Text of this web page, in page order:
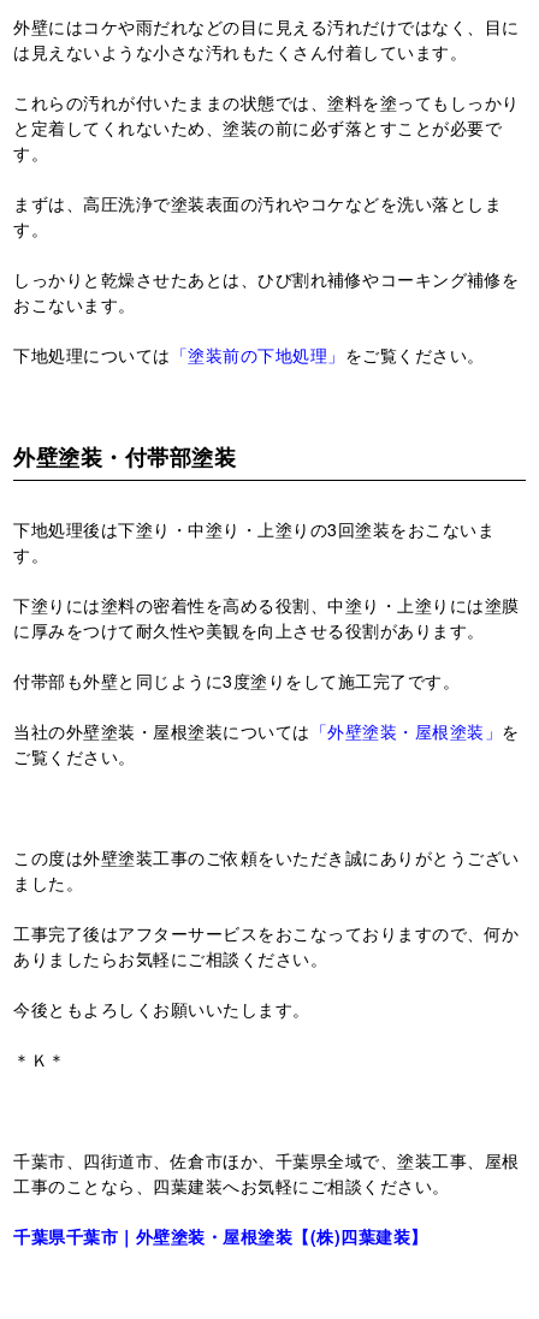
外壁にはコケや雨だれなどの目に見える汚れだけではなく、目に
は見えないような小さな汚れもたくさん付着しています。
これらの汚れが付いたままの状態では、塗料を塗ってもしっかり
と定着してくれないため、塗装の前に必ず落とすことが必要で
す。
まずは、高圧洗浄で塗装表面の汚れやコケなどを洗い落としま
す。
しっかりと乾燥させたあとは、ひび割れ補修やコーキング補修を
おこないます。
下地処理については 「塗装前の下地処理」 をご覧ください。
外壁塗装・付帯部塗装
下地処理後は下塗り・中塗り・上塗りの3回塗装をおこないま
す。
下塗りには塗料の密着性を高める役割、中塗り・上塗りには塗膜
に厚みをつけて耐久性や美観を向上させる役割があります。
付帯部も外壁と同じように3度塗りをして施工完了です。
当社の外壁塗装・屋根塗装については 「外壁塗装・屋根塗装」 を
ご覧ください。
この度は外壁塗装工事のご依頼をいただき誠にありがとうござい
ました。
工事完了後はアフターサービスをおこなっておりますので、何か
ありましたらお気軽にご相談ください。
今後ともよろしくお願いいたします。
＊Ｋ＊
千葉市、四街道市、佐倉市ほか、千葉県全域で、塗装工事、屋根
工事のことなら、四葉建装へお気軽にご相談ください。
千葉県千葉市｜外壁塗装・屋根塗装【(株)四葉建装】